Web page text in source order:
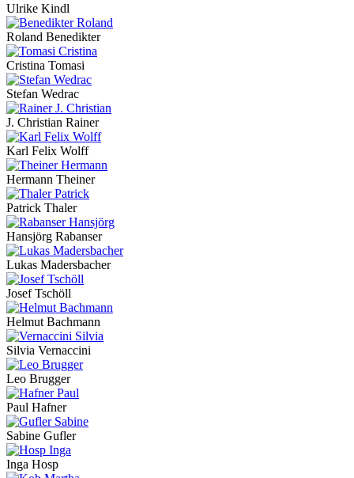
Ulrike Kindl
Roland Benedikter
Cristina Tomasi
Stefan Wedrac
J. Christian Rainer
Karl Felix Wolff
Hermann Theiner
Patrick Thaler
Hansjörg Rabanser
Lukas Madersbacher
Josef Tschöll
Helmut Bachmann
Silvia Vernaccini
Leo Brugger
Paul Hafner
Sabine Gufler
Inga Hosp